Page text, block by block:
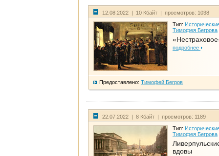
12.08.2022 | 10 Кбайт | просмотров: 1038
Тип:
Тимофея Бегрова
подробнее
Предоставлено: Тимофей Бегров
22.07.2022 | 8 Кбайт | просмотров: 1189
Тип:
Тимофея Бегрова
вдовы